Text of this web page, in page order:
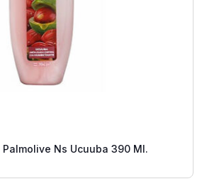
Palmolive Ns Ucuuba 390 Ml.